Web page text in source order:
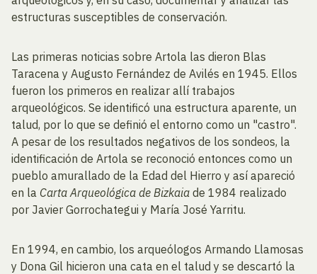
estructuras susceptibles de conservación.
Las primeras noticias sobre Artola las dieron Blas
Taracena y Augusto Fernández de Avilés en 1945. Ellos
fueron los primeros en realizar allí trabajos
arqueológicos. Se identificó una estructura aparente, un
talud, por lo que se definió el entorno como un "castro".
A pesar de los resultados negativos de los sondeos, la
identificación de Artola se reconoció entonces como un
pueblo amurallado de la Edad del Hierro y así apareció
en la Carta Arqueológica de Bizkaia de 1984 realizado
por Javier Gorrochategui y María José Yarritu.
En 1994, en cambio, los arqueólogos Armando Llamosas
y Dona Gil hicieron una cata en el talud y se descartó la